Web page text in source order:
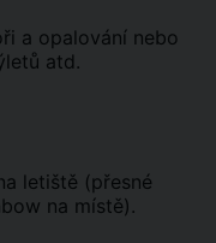
a opalování nebo
atd.
letiště (přesné
na místě).